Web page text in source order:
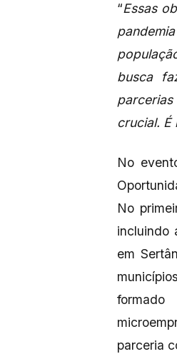
“Essas
busca
crucial. É
No
No
incluindo
em
formado
parceria